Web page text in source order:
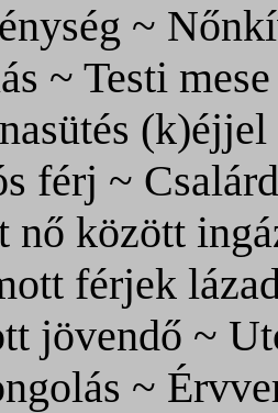
~
~ Testi mese
férj ~
nő között
férjek
jövendő ~
~